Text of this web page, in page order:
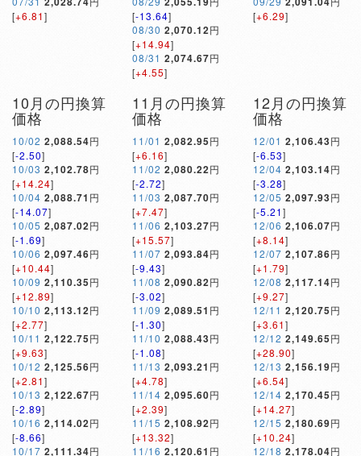
[+6.81]
[-13.64]
08/30 2,070.12円
[+14.94]
08/31 2,074.67円
[+4.55]
[+6.29]
10月の円換算
価格
10/02 2,088.54円
[-2.50]
10/03 2,102.78円
[+14.24]
10/04 2,088.71 円
[-14.07]
10/05 2,087.02円
[-1.69]
10/06 2,097.46円
[+10.44]
10/09 2,110.35円
[+12.89]
10/10 2,113.12円
[+2.77]
10/11 2,122.75円
[+9.63]
10/12 2,125.56円
[+2.81]
10/13 2,122.67円
[-2.89]
10/16 2,114.02円
[-8.66]
10/17 2,111.34円
11月の円換算
価格
11/01 2,082.95円
[+6.16]
11/02 2,080.22円
[-2.72]
11/03 2,087.70円
[+7.47]
11/06 2,103.27円
[+15.57]
11/07 2,093.84円
[-9.43]
11/08 2,090.82円
[-3.02]
11/09 2,089.51 円
[-1.30]
11/10 2,088.43円
[-1.08]
11/13 2,093.21 円
[+4.78]
11/14 2,095.60円
[+2.39]
11/15 2,108.92円
[+13.32]
11/16 2,120.61 円
12月の円換算
価格
12/01 2,106.43円
[-6.53]
12/04 2,103.14円
[-3.28]
12/05 2,097.93円
[-5.21]
12/06 2,106.07円
[+8.14]
12/07 2,107.86円
[+1.79]
12/08 2,117.14円
[+9.27]
12/11 2,120.75円
[+3.61]
12/12 2,149.65円
[+28.90]
12/13 2,156.19円
[+6.54]
12/14 2,170.45円
[+14.27]
12/15 2,180.69円
[+10.24]
12/18 2,178.04円